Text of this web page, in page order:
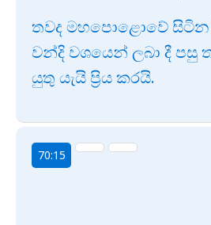
තවද මහපොළොවේ සිටින
වන්දි වශයෙන් ලබා දී පසු
යුතු යැයි ප්‍රිය කරයි.
70:15